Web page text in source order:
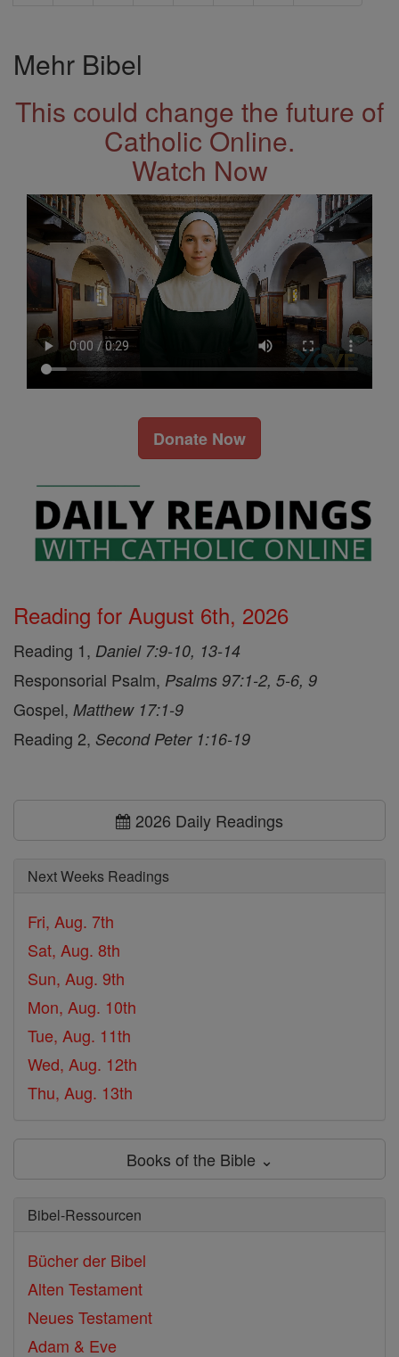
Mehr Bibel
This could change the future of
Catholic Online.
Watch Now
Donate Now
Reading for August 6th, 2026
Reading 1, Daniel 7:9-10, 13-14
Responsorial Psalm, Psalms 97:1-2, 5-6, 9
Gospel, Matthew 17:1-9
Reading 2, Second Peter 1:16-19
2026 Daily Readings
Next Weeks Readings
Fri, Aug. 7th
Sat, Aug. 8th
Sun, Aug. 9th
Mon, Aug. 10th
Tue, Aug. 11th
Wed, Aug. 12th
Thu, Aug. 13th
Books of the Bible ⌄
Bibel-Ressourcen
Bücher der Bibel
Alten Testament
Neues Testament
Adam & Eve